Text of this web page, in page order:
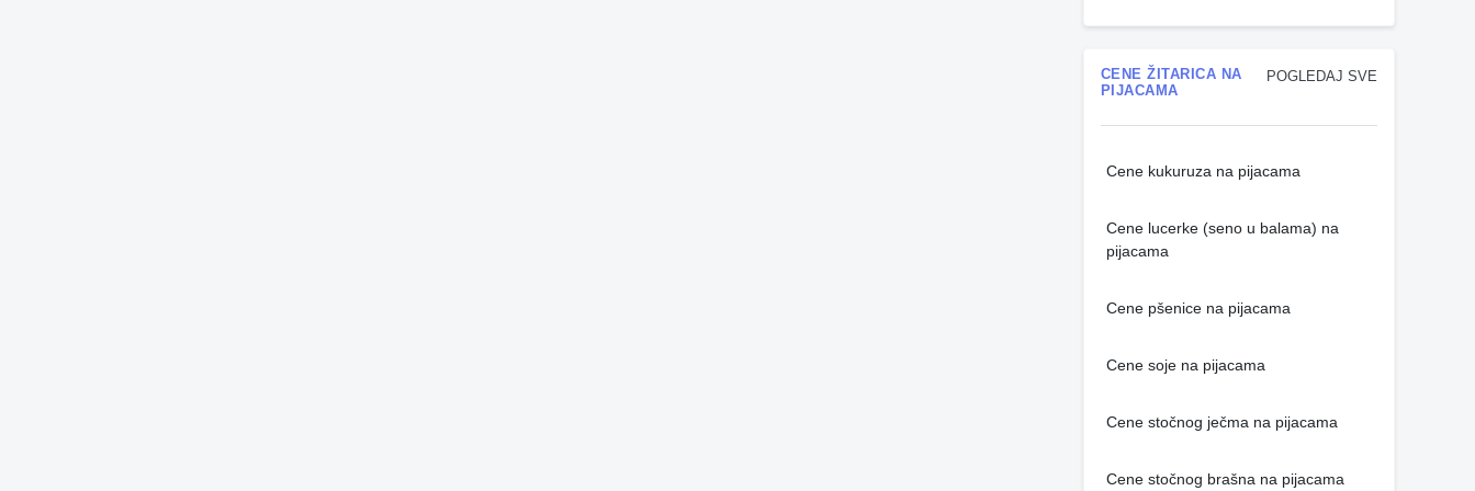
POGLEDAJ SVE
CENE ŽITARICA NA
PIJACAMA
Cene kukuruza na pijacama
Cene lucerke (seno u balama) na
pijacama
Cene pšenice na pijacama
Cene soje na pijacama
Cene stočnog ječma na pijacama
Cene stočnog brašna na pijacama